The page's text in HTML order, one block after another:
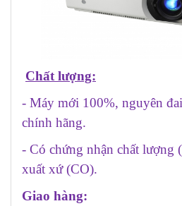
Chất lượng:
- Máy mới 100%, nguyên
chính hãng.
- Có chứng nhận chất lượng
xuất xứ (CO).
Giao hàng: